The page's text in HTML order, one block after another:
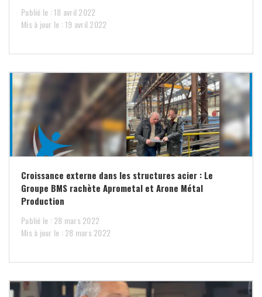
Publié le : 18 avril 2022
Mis à jour le : 19 avril 2022
Croissance externe dans les structures acier : Le
Groupe BMS rachète Aprometal et Arone Métal
Production
Publié le : 28 mars 2022
Mis à jour le : 28 mars 2022